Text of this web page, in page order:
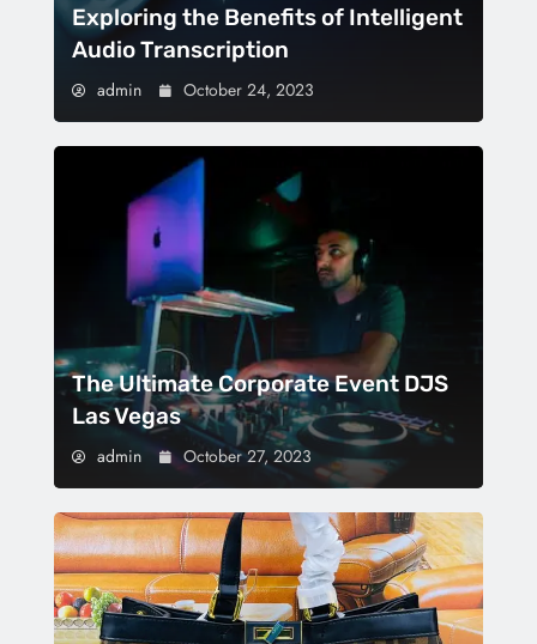
Exploring the Benefits of Intelligent
Audio Transcription
admin October 24, 2023
The Ultimate Corporate Event DJS
Las Vegas
admin October 27, 2023